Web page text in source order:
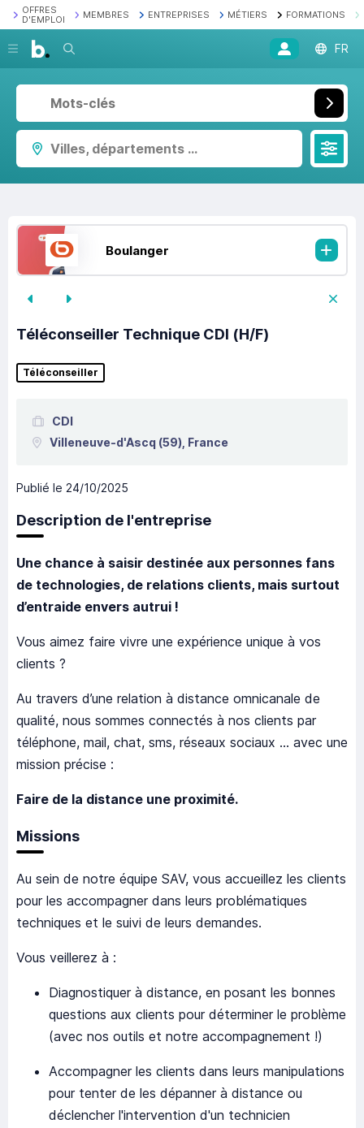
OFFRES
D'EMPLOI
MEMBRES ENTREPRISES MÉTIERS FORMATIONS
Recherche FR
Villes, départements ...
Boulanger
Téléconseiller Technique CDI (H/F)
Téléconseiller
CDI
Villeneuve-d'Ascq (59), France
Publié le 24/10/2025
Description de l'entreprise
Une chance à saisir destinée aux personnes fans
de technologies, de relations clients, mais surtout
d’entraide envers autrui !
Vous aimez faire vivre une expérience unique à vos
clients ?
Au travers d’une relation à distance omnicanale de
qualité, nous sommes connectés à nos clients par
téléphone, mail, chat, sms, réseaux sociaux … avec une
mission précise :
Faire de la distance une proximité.
Missions
Au sein de notre équipe SAV, vous accueillez les clients
pour les accompagner dans leurs problématiques
techniques et le suivi de leurs demandes.
Vous veillerez à :
Diagnostiquer à distance, en posant les bonnes
questions aux clients pour déterminer le problème
(avec nos outils et notre accompagnement !)
Accompagner les clients dans leurs manipulations
pour tenter de les dépanner à distance ou
déclencher l'intervention d'un technicien